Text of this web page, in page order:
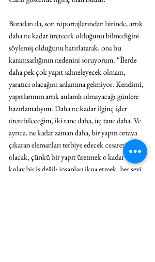
Buradan da, son röportajlarından birinde, artık
daha ne kadar üretecek olduğunu bilmediğini
söylemiş olduğunu hatırlatarak, ona bu
karamsarlığının nedenini soruyorum. “İlerde
daha pek çok yapıt sahneleyecek olmam,
yaratıcı olacağım anlamına gelmiyor. Kendimi,
yapıtlarımın artık anlamlı olmayacağı günlere
hazırlamalıyım. Daha ne kadar ilginç işler
üretebileceğim, iki tane daha, üç tane daha. Ve
ayrıca, ne kadar zaman daha, bir yapıtı ortaya
çıkaran elemanları terbiye edecek cesaretim
olacak, çünkü bir yapıt üretmek o kadar da
kolay bir iş değil; insanları ikna etmek, her şeyi